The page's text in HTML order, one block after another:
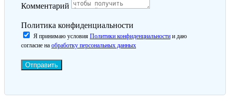
Комментарий
Политика конфиденциальности
Я принимаю условия Политики конфиденциальности и даю
согласие на обработку персональных данных
Отправить